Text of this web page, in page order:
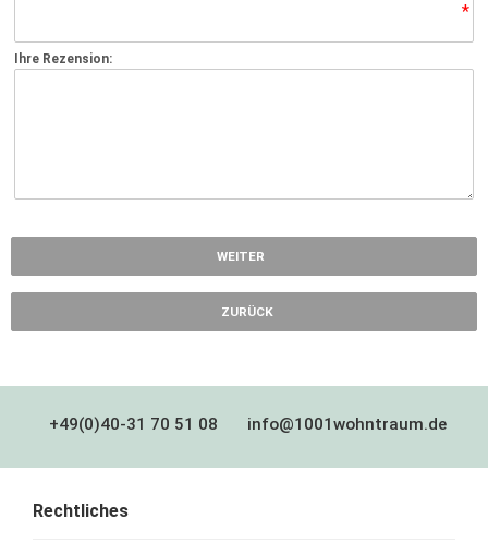
*
Ihre Rezension:
WEITER
ZURÜCK
+49(0)40-31 70 51 08 info@1001wohntraum.de
Rechtliches